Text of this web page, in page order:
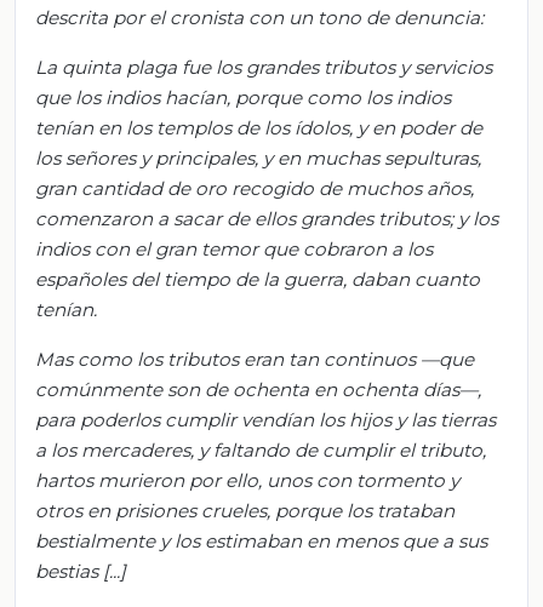
descrita por el cronista con un tono de denuncia:
La quinta plaga fue los grandes tributos y servicios
que los indios hacían, porque como los indios
tenían en los templos de los ídolos, y en poder de
los señores y principales, y en muchas sepulturas,
gran cantidad de oro recogido de muchos años,
comenzaron a sacar de ellos grandes tributos; y los
indios con el gran temor que cobraron a los
españoles del tiempo de la guerra, daban cuanto
tenían.
Mas como los tributos eran tan continuos —que
comúnmente son de ochenta en ochenta días—,
para poderlos cumplir vendían los hijos y las tierras
a los mercaderes, y faltando de cumplir el tributo,
hartos murieron por ello, unos con tormento y
otrosen prisiones crueles, porque los trataban
bestialmente y los estimaban en menos que a sus
bestias [...]